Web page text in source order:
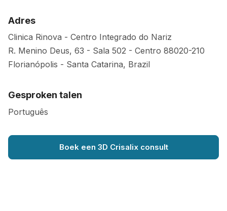
Adres
Clinica Rinova - Centro Integrado do Nariz
R. Menino Deus, 63 - Sala 502 - Centro 88020-210
Florianópolis - Santa Catarina, Brazil
Gesproken talen
Português
Boek een 3D Crisalix consult